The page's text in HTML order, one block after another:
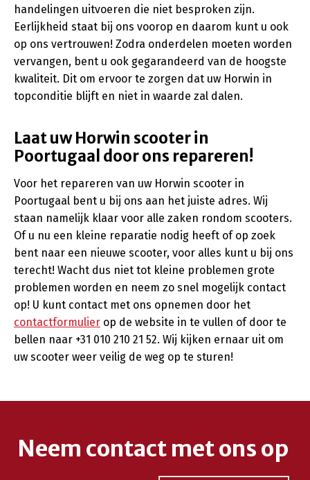
handelingen uitvoeren die niet besproken zijn.
Eerlijkheid staat bij ons voorop en daarom kunt u ook
op ons vertrouwen! Zodra onderdelen moeten worden
vervangen, bent u ook gegarandeerd van de hoogste
kwaliteit. Dit om ervoor te zorgen dat uw Horwin in
topconditie blijft en niet in waarde zal dalen.
Laat uw Horwin scooter in
Poortugaal door ons repareren!
Voor het repareren van uw Horwin scooter in
Poortugaal bent u bij ons aan het juiste adres. Wij
staan namelijk klaar voor alle zaken rondom scooters.
Of u nu een kleine reparatie nodig heeft of op zoek
bent naar een nieuwe scooter, voor alles kunt u bij ons
terecht! Wacht dus niet tot kleine problemen grote
problemen worden en neem zo snel mogelijk contact
op! U kunt contact met ons opnemen door het
contactformulier op de website in te vullen of door te
bellen naar +31 010 210 21 52. Wij kijken ernaar uit om
uw scooter weer veilig de weg op te sturen!
Neem contact met ons op